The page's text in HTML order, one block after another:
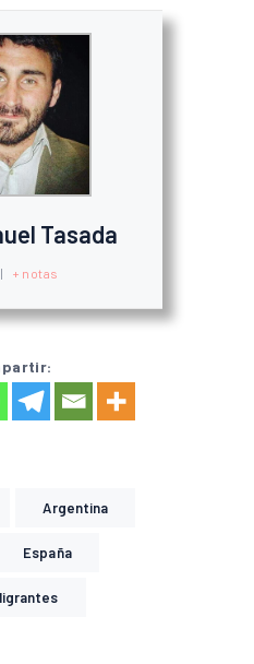
Tasada
| + notas
Argentina
España